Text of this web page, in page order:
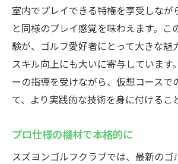
室内でプレイできる特権を享受しなが
と同様のプレイ感覚を味わえます。こ
験が、ゴルフ愛好者にとって大きな魅
スキル向上にも大いに寄与しています
ーの指導を受けながら、仮想コースで
て、より実践的な技術を身に付けるこ
プロ仕様の機材で本格的に
スズヨンゴルフクラブでは、最新のゴ